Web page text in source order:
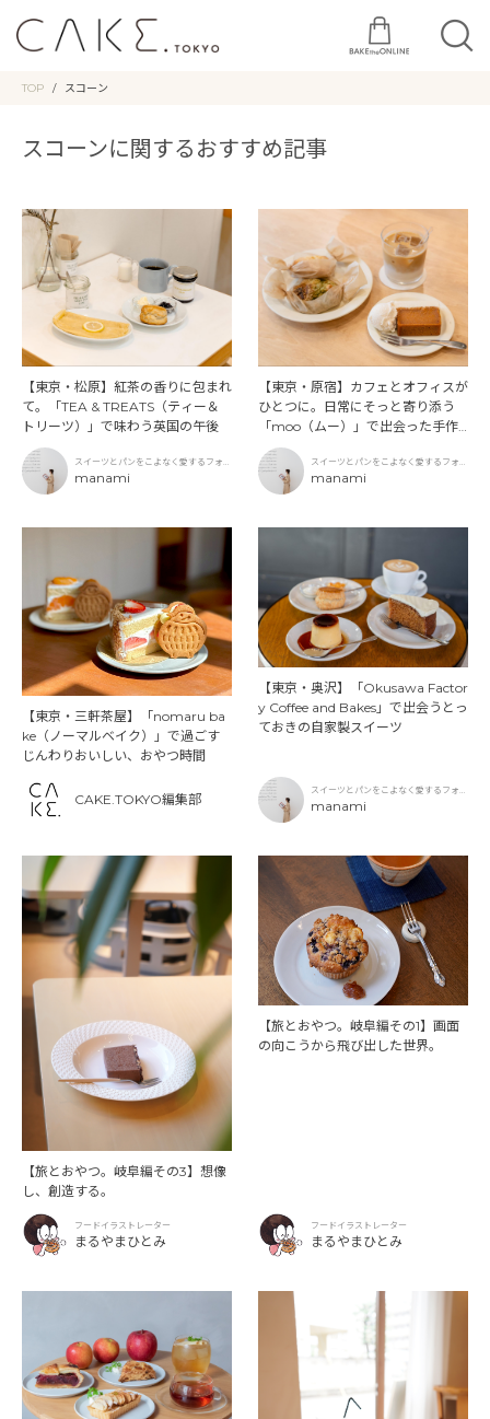
TOP スコーン
スコーンに関するおすすめ記事
【東京・松原】紅茶の香りに包まれ
て。「TEA & TREATS（ティー＆
トリーツ）」で味わう英国の午後
スイーツとパンをこよなく愛するフォト
グラファー
manami
【東京・原宿】カフェとオフィスが
ひとつに。日常にそっと寄り添う
「moo（ムー）」で出会った手作
り焼き菓子
スイーツとパンをこよなく愛するフォト
グラファー
manami
【東京・三軒茶屋】「nomaru ba
ke（ノーマルベイク）」で過ごす
じんわりおいしい、おやつ時間
CAKE.TOKYO編集部
【東京・奥沢】「Okusawa Factor
y Coffee and Bakes」で出会うとっ
ておきの自家製スイーツ
スイーツとパンをこよなく愛するフォト
グラファー
manami
【旅とおやつ。岐阜編その3】想像
し、創造する。
フードイラストレーター
まるやまひとみ
【旅とおやつ。岐阜編その1】画面
の向こうから飛び出した世界。
フードイラストレーター
まるやまひとみ